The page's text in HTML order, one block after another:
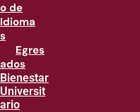
o de
Idioma
s
Egres
ados
Bienestar
Universit
ario